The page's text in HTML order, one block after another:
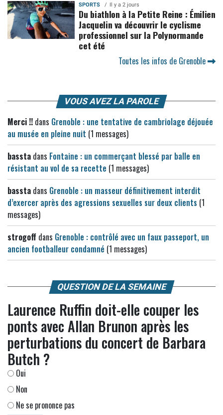
SPORTS Il y a 2 jours
Du biathlon à la Petite Reine : Émilien
Jacquelin va découvrir le cyclisme
professionnel sur la Polynormande
cet été
Toutes les infos de Grenoble
VOUS AVEZ LA PAROLE
Merci !! dans Grenoble : une tentative de cambriolage déjouée
au musée en pleine nuit (1 messages)
bassta dans Fontaine : un commerçant blessé par balle en
résistant au vol de sa recette (1 messages)
bassta dans Grenoble : un masseur définitivement interdit
d’exercer après des agressions sexuelles sur deux clients (1
messages)
strogoff dans Grenoble : contrôlé avec un faux passeport, un
ancien footballeur condamné (1 messages)
QUESTION DE LA SEMAINE
Laurence Ruffin doit-elle couper les
ponts avec Allan Brunon après les
perturbations du concert de Barbara
Butch ?
Oui
Non
Ne se prononce pas